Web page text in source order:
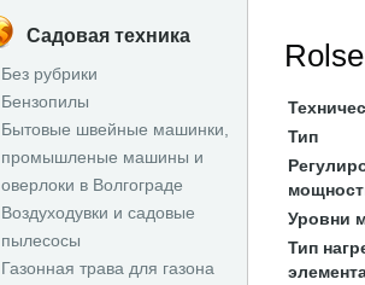
Садовая техника
Без рубрики
Бензопилы
Бытовые швейные машинки,
промышленые машины и
оверлоки в Волгограде
Воздуходувки и садовые
пылесосы
Газонная трава для газона
Тип
Уровни
Тип